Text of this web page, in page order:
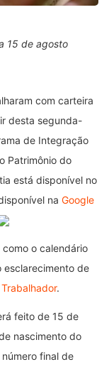
15 de agosto
com carteira
desta segunda-
de Integração
Patrimônio do
está disponível no
na Google
o calendário
esclarecimento de
.
feito de 15 de
nascimento do
final de